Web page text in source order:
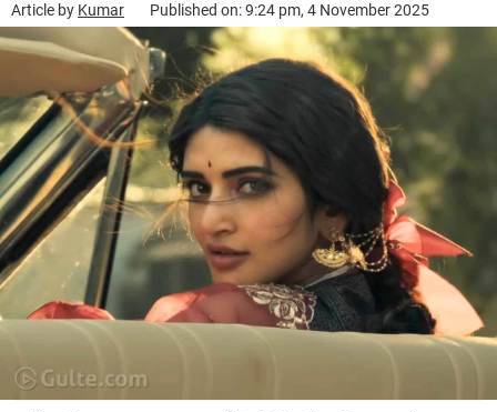
Article by Kumar Published on: 9:24 pm, 4 November 2025